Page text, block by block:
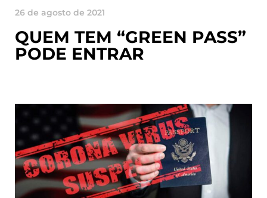
26 de agosto de 2021
QUEM TEM “GREEN PASS”
PODE ENTRAR